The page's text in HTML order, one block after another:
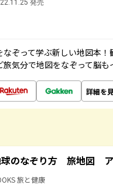
発売
なぞって学ぶ新しい地図本！
気分で地図をなぞって脳も
詳細を
のなぞり方 旅地図 ア
旅と健康